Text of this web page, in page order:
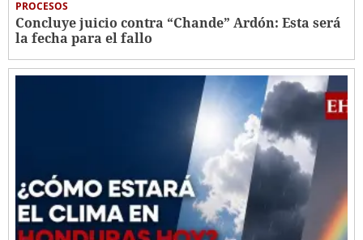
PROCESOS
Concluye juicio contra “Chande” Ardón: Esta será
la fecha para el fallo